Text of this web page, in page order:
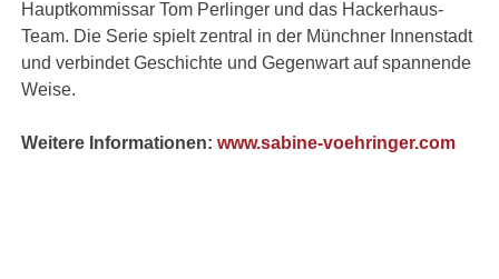
Hauptkommissar Tom Perlinger und das Hackerhaus-
Team. Die Serie spielt zentral in der Münchner Innenstadt
und verbindet Geschichte und Gegenwart auf spannende
Weise.
Weitere Informationen:www.sabine-voehringer.com